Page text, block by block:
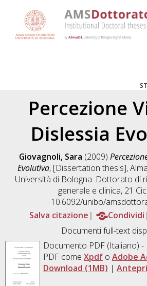
Percezione
Dislessia
Giovagnoli, Sara (2009)
Evolutiva, [Dissertation thesis],
Università di Bologna. Dottorato di
generale e clinica, 21
10.6092/unibo/
Salva citazione
Condividi
Documenti full-text
Documento PDF(Italiano) -
PDF come Xpdfo Adobe
Download (1MB) |